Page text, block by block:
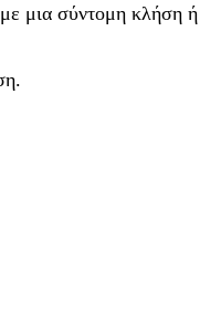
μια σύντομη κλήση ή